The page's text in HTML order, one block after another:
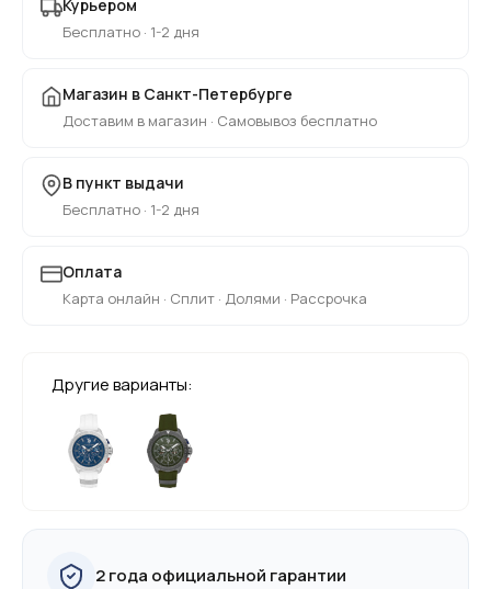
Курьером
Бесплатно · 1-2 дня
Магазин в Санкт-Петербурге
Доставим в магазин · Самовывоз бесплатно
В пункт выдачи
Бесплатно · 1-2 дня
Оплата
Карта онлайн · Сплит · Долями · Рассрочка
Другие варианты:
2 года официальной гарантии